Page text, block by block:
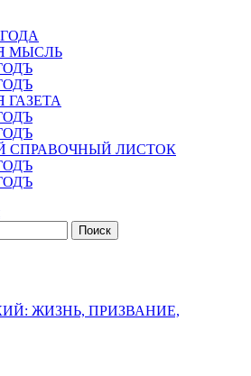
МЫСЛЬ
ГАЗЕТА
СПРАВОЧНЫЙ ЛИСТОК
ЖИЗНЬ, ПРИЗВАНИЕ,